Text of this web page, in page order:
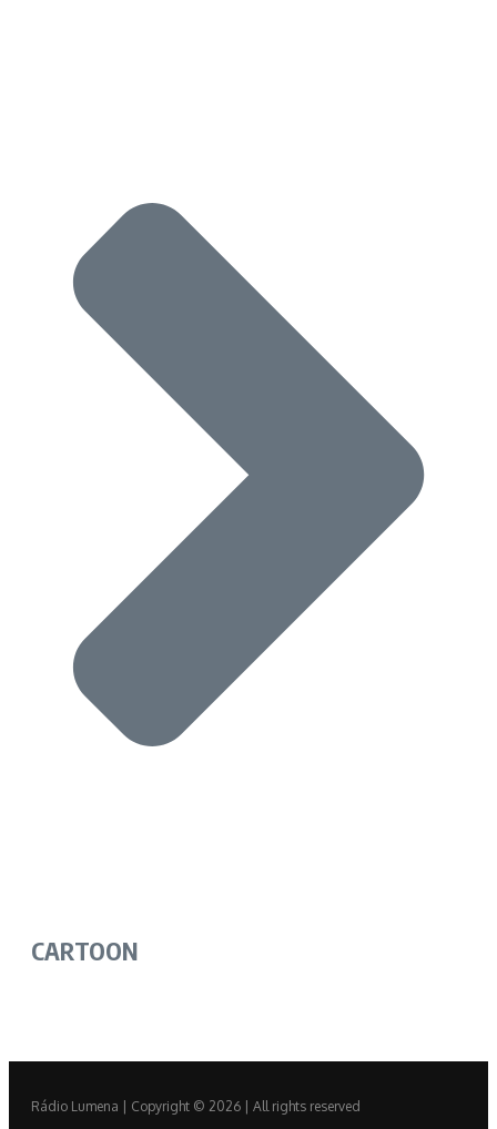
CARTOON
Rádio Lumena | Copyright © 2026 | All rights reserved